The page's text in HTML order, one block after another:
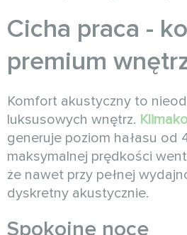
Cicha praca -
premium
Komfort akustyczny to
luksusowych wnętrz.
generuje poziom hałasu od
maksymalnej prędkości
że nawet przy pełnej
dyskretny akustycznie.
Spokojne noce